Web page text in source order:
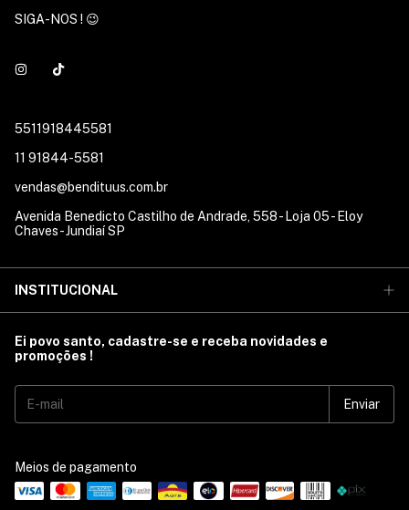
SIGA-NOS ! 😉
5511918445581
11 91844-5581
vendas@bendituus.com.br
Avenida Benedicto Castilho de Andrade, 558 - Loja 05 - Eloy
Chaves - Jundiaí SP
INSTITUCIONAL
Ei povo santo, cadastre-se e receba novidades e
promoções !
Meios de pagamento